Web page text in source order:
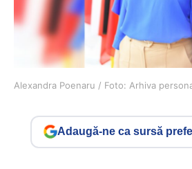
Alexandra Poenaru / Foto: Arhiva
Adaugă-ne ca sursă